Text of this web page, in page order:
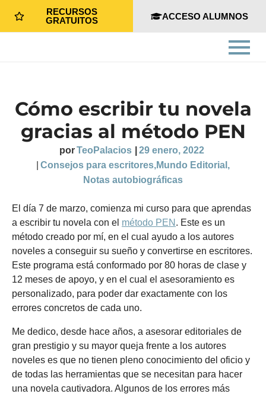
RECURSOS
GRATUITOS
ACCESO ALUMNOS
Cómo escribir tu novela
gracias al método PEN
por TeoPalacios
29 enero, 2022
Consejos para escritores,Mundo Editorial ,
Notas autobiográficas
El día 7 de marzo, comienza mi curso para que aprendas
a escribir tu novela con el método PEN . Este es un
método creado por mí, en el cual ayudo a los autores
noveles a conseguir su sueño y convertirse en escritores.
Este programa está conformado por 80 horas de clase y
12 meses de apoyo, y en el cual el asesoramiento es
personalizado, para poder dar exactamente con los
errores concretos de cada uno.
Me dedico, desde hace años, a asesorar editoriales de
gran prestigio y su mayor queja frente a los autores
noveles es que no tienen pleno conocimiento del oficio y
de todas las herramientas que se necesitan para hacer
una novela cautivadora. Algunos de los errores más